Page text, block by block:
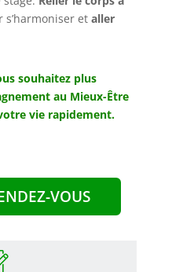
et aller
souhaitez plus
au Mieux-Être
vie rapidement.
VOUS